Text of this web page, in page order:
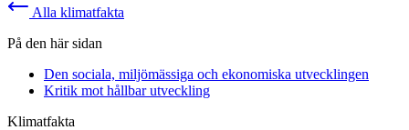
Alla klimatfakta
På den här sidan
Den sociala, miljömässiga och ekonomiska utvecklingen
Kritik mot hållbar utveckling
Klimatfakta